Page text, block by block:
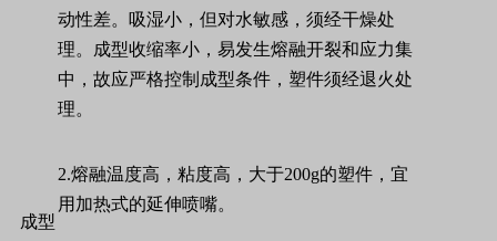
成型
动性差。吸湿小，但对水敏感，须经干燥处
理。成型收缩率小，易发生熔融开裂和应力集
中，故应严格控制成型条件，塑件须经退火处
理。
2.熔融温度高，粘度高，大于200g的塑件，宜
用加热式的延伸喷嘴。